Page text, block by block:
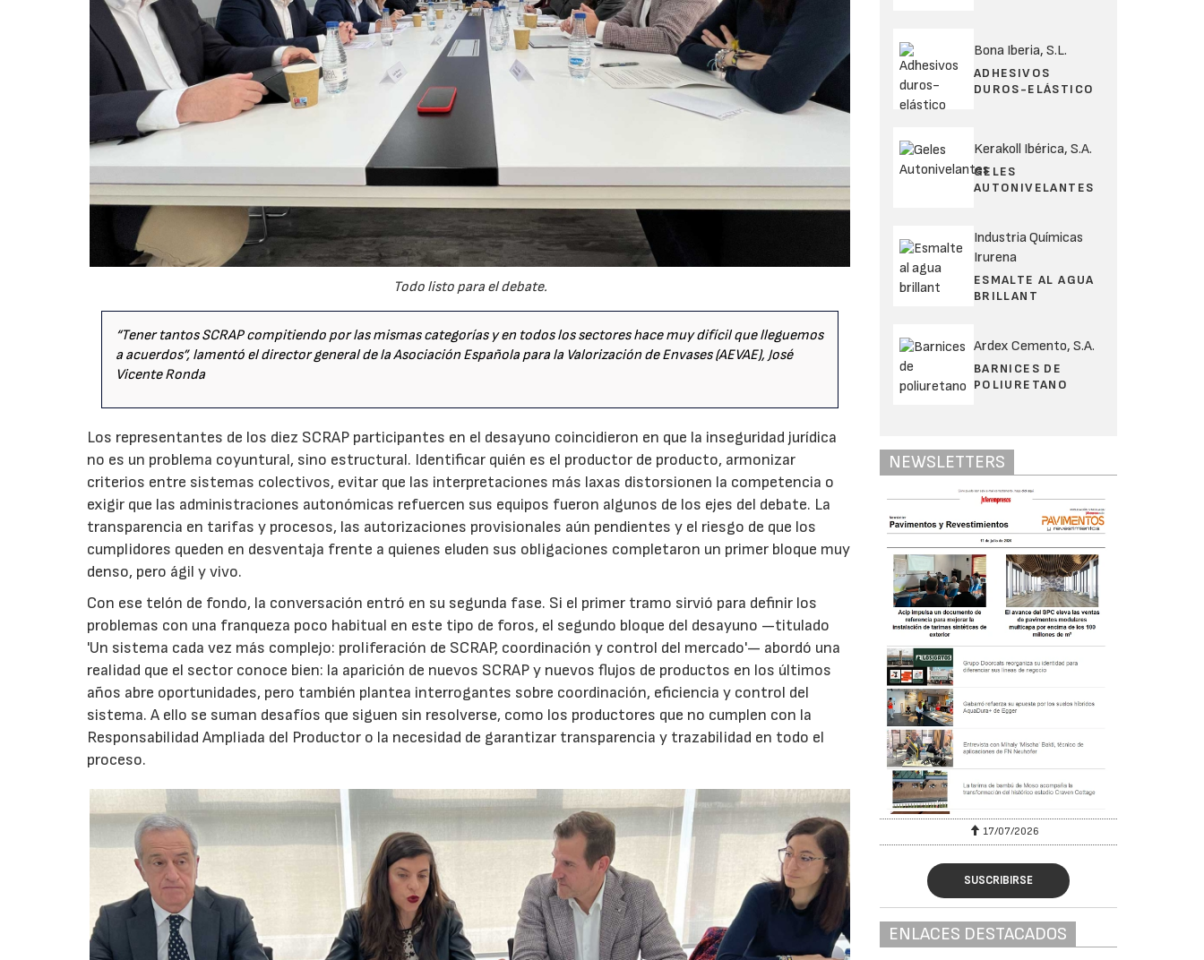
Todo listo para el debate.
“Tener tantos SCRAP compitiendo por las mismas categorías y en todos los sectores hace muy difícil que lleguemos
a acuerdos”, lamentó el director general de la Asociación Española para la Valorización de Envases (AEVAE), José
Vicente Ronda
Los representantes de los diez SCRAP participantes en el desayuno coincidieron en que la inseguridad jurídica
no es un problema coyuntural, sino estructural. Identificar quién es el productor de producto, armonizar
criterios entre sistemas colectivos, evitar que las interpretaciones más laxas distorsionen la competencia o
exigir que las administraciones autonómicas refuercen sus equipos fueron algunos de los ejes del debate. La
transparencia en tarifas y procesos, las autorizaciones provisionales aún pendientes y el riesgo de que los
cumplidores queden en desventaja frente a quienes eluden sus obligaciones completaron un primer bloque muy
denso, pero ágil y vivo.
Con ese telón de fondo, la conversación entró en su segunda fase. Si el primer tramo sirvió para definir los
problemas con una franqueza poco habitual en este tipo de foros, el segundo bloque del desayuno —titulado
'Un sistema cada vez más complejo: proliferación de SCRAP, coordinación y control del mercado'— abordó una
realidad que el sector conoce bien: la aparición de nuevos SCRAP y nuevos flujos de productos en los últimos
años abre oportunidades, pero también plantea interrogantes sobre coordinación, eficiencia y control del
sistema. A ello se suman desafíos que siguen sin resolverse, como los productores que no cumplen con la
Responsabilidad Ampliada del Productor o la necesidad de garantizar transparencia y trazabilidad en todo el
proceso.
Bona Iberia, S.L.
ADHESIVOS
DUROS-ELÁSTICO
Kerakoll Ibérica, S.A.
GELES
AUTONIVELANTES
Industria Químicas
Irurena
ESMALTE AL AGUA
BRILLANT
Ardex Cemento, S.A.
BARNICES DE
POLIURETANO
NEWSLETTERS
17/07/2026 31/07/2026 17/07/2026
SUSCRIBIRSE
ENLACES DESTACADOS